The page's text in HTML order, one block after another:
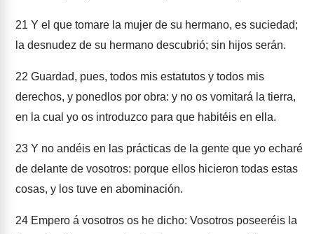
21 Y el que tomare la mujer de su hermano, es suciedad;
la desnudez de su hermano descubrió; sin hijos serán.
22 Guardad, pues, todos mis estatutos y todos mis
derechos, y ponedlos por obra: y no os vomitará la tierra,
en la cual yo os introduzco para que habitéis en ella.
23 Y no andéis en las prácticas de la gente que yo echaré
de delante de vosotros: porque ellos hicieron todas estas
cosas, y los tuve en abominación.
24 Empero á vosotros os he dicho: Vosotros poseeréis la